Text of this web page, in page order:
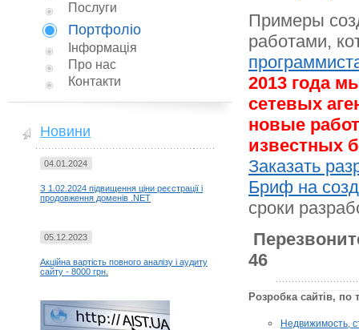
Примеры
работами,
2013 года
сетевых
новые
известных
Заказать
Бриф на
сроки
46
Розробка сайтів, по
Недвижимость,
Послуги
Портфоліо
Інформація
Про нас
Контакти
Новини
04.01.2024
З 1.02.2024 підвищення ціни реєстрації і
продовження доменів .NET
05.12.2023
Акційна вартість повного аналізу і аудиту
сайту - 8000 грн.